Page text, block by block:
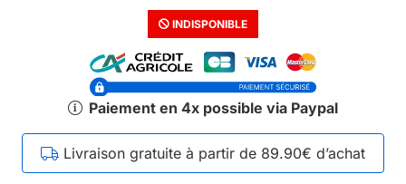
INDISPONIBLE
Paiement en 4x possible via Paypal
Livraison gratuite à partir de 89.90€ d’achat